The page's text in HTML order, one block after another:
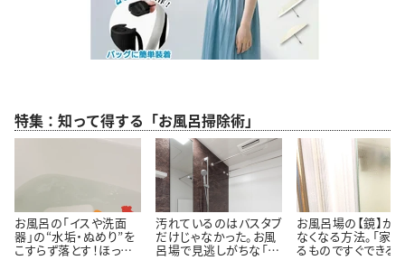
特集：知って得する「お風呂掃除術」
お風呂の「イスや洗面
器」の“水垢・ぬめり”を
こすらず落とす！ほった
汚れているのはバスタブ
だけじゃなかった。お風
呂場で見逃しがちな「意
お風呂場の【鏡】が
なくなる方法。「家
るものですぐできる！